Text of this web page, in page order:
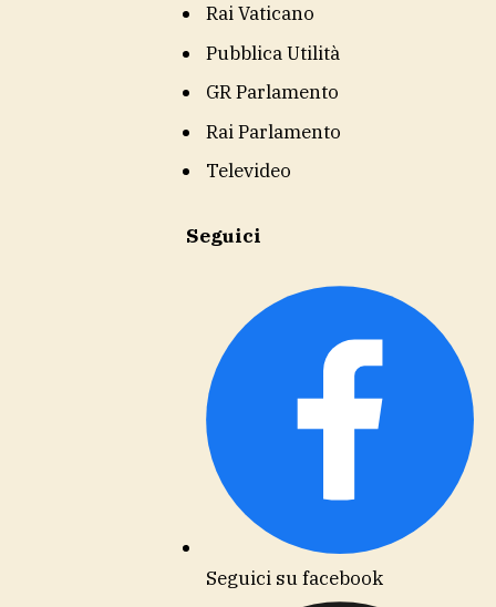
Rai Vaticano
Pubblica Utilità
GR Parlamento
Rai Parlamento
Televideo
Seguici
Seguici su facebook